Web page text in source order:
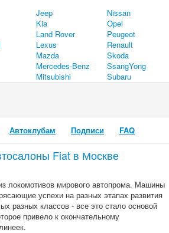
Jeep
Kia
Land Rover
Lexus
Mazda
Mercedes-Benz
Mitsubishi
Nissan
Opel
Peugeot
Renault
Skoda
SsangYong
Subaru
Автоклубам Подписи FAQ
Fiat в Москве
локомотивов мирового автопрома. Машины
успехи на разных этапах развития
разных классов - все это стало основой
привело к окончательному